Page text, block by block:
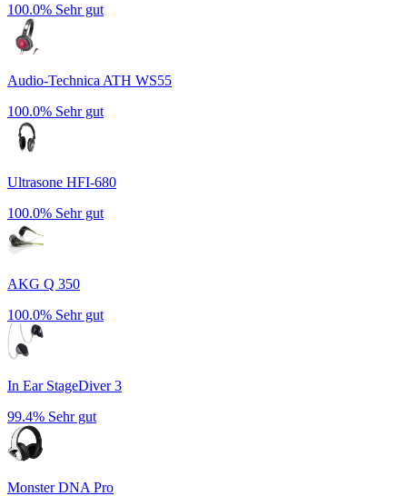
100.0% Sehr gut
Audio-Technica ATH WS55
100.0% Sehr gut
Ultrasone HFI-680
100.0% Sehr gut
AKG Q 350
100.0% Sehr gut
In Ear StageDiver 3
99.4% Sehr gut
Monster DNA Pro